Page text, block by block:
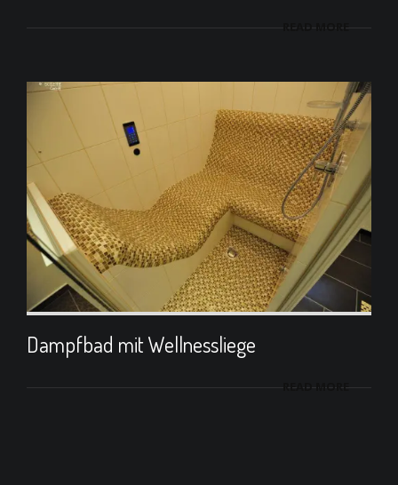
READ MORE
Dampfbad mit Wellnessliege
READ MORE